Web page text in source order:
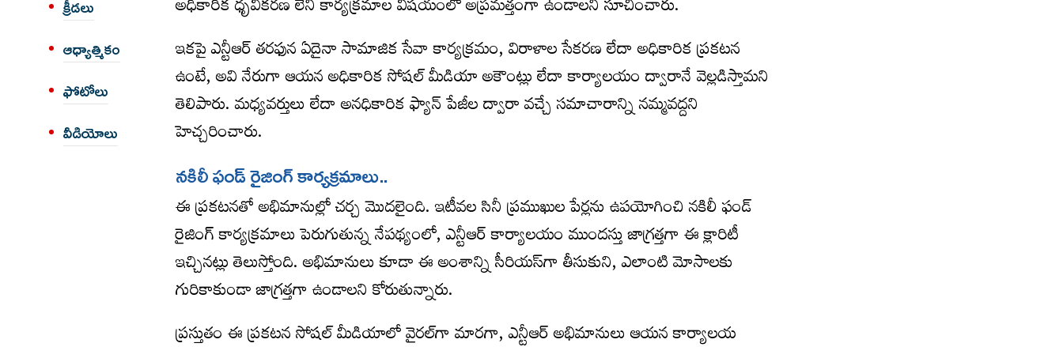
క్రీడలు
ఆధ్యాత్మికం
ఫోటోలు
వీడియోలు
అధికారిక ధృవీకరణ లేని కార్యక్రమాల విషయంలో అప్రమత్తంగా ఉండాలని సూచించారు.
ఇకపై ఎన్టీఆర్ తరఫున ఏదైనా సామాజిక సేవా కార్యక్రమం, విరాళాల సేకరణ లేదా అధికారిక ప్రకటన
ఉంటే, అవి నేరుగా ఆయన అధికారిక సోషల్ మీడియా అకౌంట్లు లేదా కార్యాలయం ద్వారానే వెల్లడిస్తామని
తెలిపారు. మధ్యవర్తులు లేదా అనధికారిక ఫ్యాన్ పేజీల ద్వారా వచ్చే సమాచారాన్ని నమ్మవద్దని
హెచ్చరించారు.
న‌కిలీ ఫండ్ రైజింగ్ కార్య‌క్ర‌మాలు..
ఈ ప్రకటనతో అభిమానుల్లో చర్చ మొదలైంది. ఇటీవల సినీ ప్రముఖుల పేర్లను ఉపయోగించి నకిలీ ఫండ్
రైజింగ్ కార్యక్రమాలు పెరుగుతున్న నేపథ్యంలో, ఎన్టీఆర్ కార్యాలయం ముందస్తు జాగ్రత్తగా ఈ క్లారిటీ
ఇచ్చినట్లు తెలుస్తోంది. అభిమానులు కూడా ఈ అంశాన్ని సీరియస్‌గా తీసుకుని, ఎలాంటి మోసాలకు
గురికాకుండా జాగ్రత్తగా ఉండాలని కోరుతున్నారు.
ప్రస్తుతం ఈ ప్రకటన సోషల్ మీడియాలో వైరల్‌గా మారగా, ఎన్టీఆర్ అభిమానులు ఆయన కార్యాలయ